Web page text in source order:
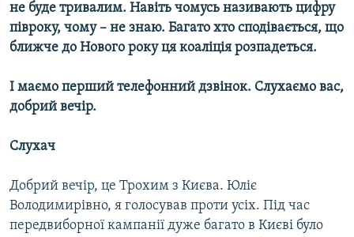
не буде тривалим. Навіть чомусь називають цифру
півроку, чому – не знаю. Багато хто сподівається, що
ближче до Нового року ця коаліція розпадеться.
І маємо перший телефонний дзвінок. Слухаємо вас,
добрий вечір.
Слухач
Добрий вечір, це Трохим з Києва. Юліє
Володимирівно, я голосував проти усіх. Під час
передвиборної кампанії дуже багато в Києві було